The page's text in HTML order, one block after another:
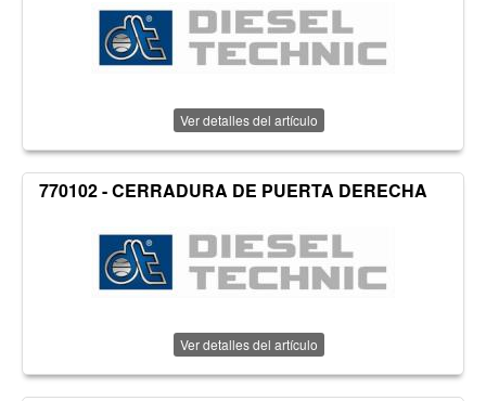
Ver detalles del artículo
770102 - CERRADURA DE PUERTA DERECHA
Ver detalles del artículo